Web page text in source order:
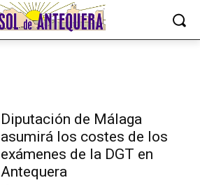
Diputación de Málaga
asumirá los costes de los
exámenes de la DGT en
Antequera